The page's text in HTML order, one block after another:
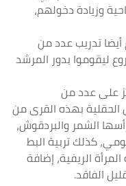
وزيادة دخولهم،
أيضا تدريب عدد من
ليقوموا بدور المرشد
على عدد من
بهذه القرى من
الشمر والبردقوش،
كذلك تربية البط
الريفية، إضافة
الفاقد.